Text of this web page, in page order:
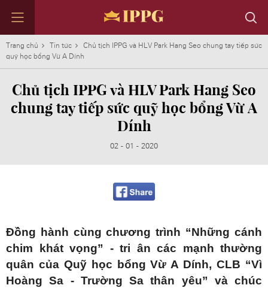
TẬP ĐOÀN
KINH DOANH
IPP Spirits
Tất cả các nhãn hiệu
TIN TỨC
NHÂN TÀI
ĐỐI TÁC
LIÊN HỆ
Trang chủ Tin tức
Chủ tịch IPPG và HLV Park Hang Seo chung tay tiếp sức
quỹ học bổng Vừ A Dính
Chủ tịch IPPG và HLV Park Hang Seo
chung tay tiếp sức quỹ học bổng Vừ A
Dính
02 - 01 - 2020
Đồng hành cùng chương trình “Những cánh
chim khát vọng” - tri ân các mạnh thường
quân của Quỹ học bổng Vừ A Dính, CLB “Vì
Hoàng Sa - Trường Sa thân yêu” và chúc